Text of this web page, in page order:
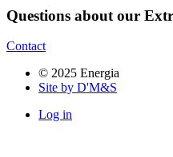
Questions about our
Contact
© 2025 Energia
Site by D'M&S
Log in